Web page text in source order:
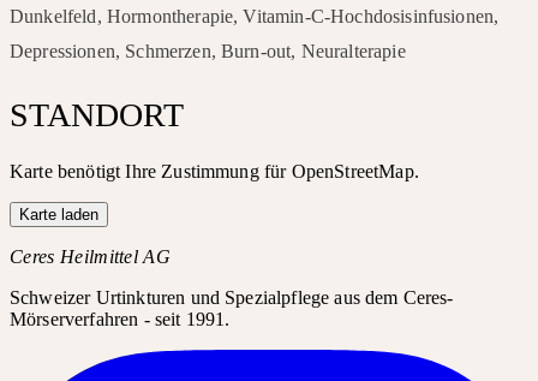
Dunkelfeld, Hormontherapie, Vitamin-C-Hochdosisinfusionen,
Depressionen, Schmerzen, Burn-out, Neuralterapie
STANDORT
Karte benötigt Ihre Zustimmung für OpenStreetMap.
Karte laden
Ceres Heilmittel AG
Schweizer Urtinkturen und Spezialpflege aus dem Ceres-
Mörserverfahren - seit 1991.